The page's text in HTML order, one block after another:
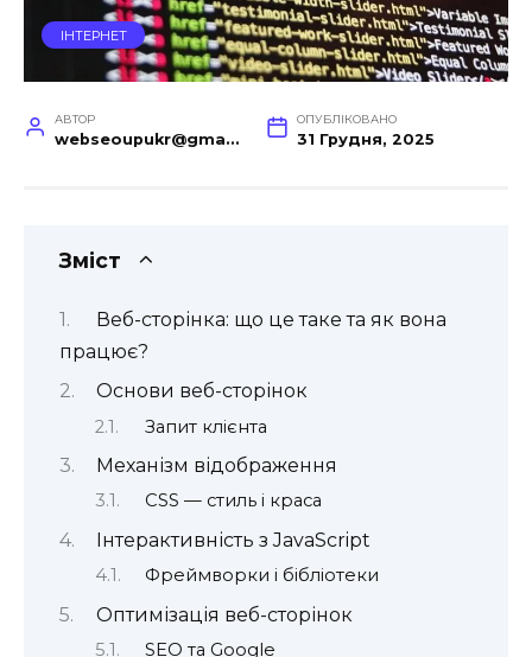
ІНТЕРНЕТ
АВТОР
webseoupukr@gmail.com
ОПУБЛІКОВАНО
31 Грудня, 2025
Зміст
Веб-сторінка: що це таке та як вона
працює?
Основи веб-сторінок
Запит клієнта
Механізм відображення
CSS — стиль і краса
Інтерактивність з JavaScript
Фреймворки і бібліотеки
Оптимізація веб-сторінок
SEO та Google